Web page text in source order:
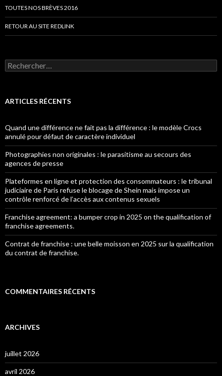
TOUTES NOS BRÈVES 2016
RETOUR AU SITE REDLINK
Rechercher :
ARTICLES RÉCENTS
Quand une différence ne fait pas la différence : le modèle Crocs
annulé pour défaut de caractère individuel
Photographies non originales : le parasitisme au secours des
agences de presse
Plateformes en ligne et protection des consommateurs : le tribunal
judiciaire de Paris refuse le blocage de Shein mais impose un
contrôle renforcé de l’accès aux contenus sexuels
Franchise agreement: a bumper crop in 2025 on the qualification of
franchise agreements.
Contrat de franchise : une belle moisson en 2025 sur la qualification
du contrat de franchise.
COMMENTAIRES RÉCENTS
ARCHIVES
juillet 2026
avril 2026